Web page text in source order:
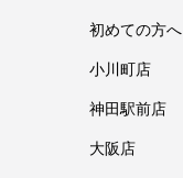
初めての方へ
小川町店
神田駅前店
大阪店